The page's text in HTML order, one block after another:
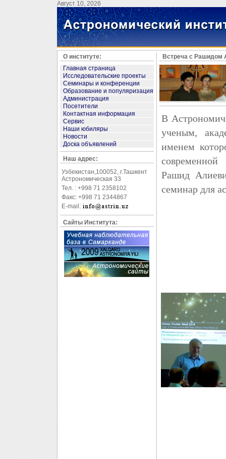
Август 10, 2026
О институте:
Главная страница
Исследовательские проекты
Семинары и конференции
Образование и популяризация
Администрация
Посетители
Контактная информация
Сервис
Наши юбиляры
Новости
Доска объявлений
Наш адрес:
Узбекистан,100052, г.Ташкент
Астрономическая 33
Тел. : +998 71 2358102
Факс: +998 71 2344867
E-mail:
Сайты Института:
Встреча с
В
ученым,
именем
современной
Рашид
семинар для